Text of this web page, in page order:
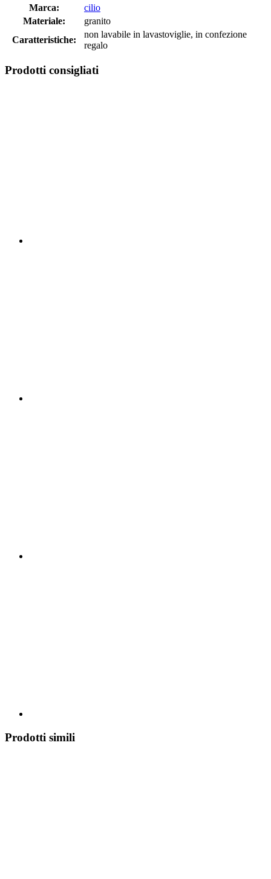
Marca:
cilio
Materiale:
granito
Caratteristiche:
non lavabile in lavastoviglie, in confezione
regalo
Prodotti consigliati
Prodotti simili